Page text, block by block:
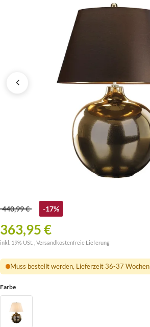
440,99 € -17%
363,95 €
inkl. 19% USt. , Versandkostenfreie Lieferung
Muss bestellt werden, Lieferzeit 36-37 Wochen
Farbe